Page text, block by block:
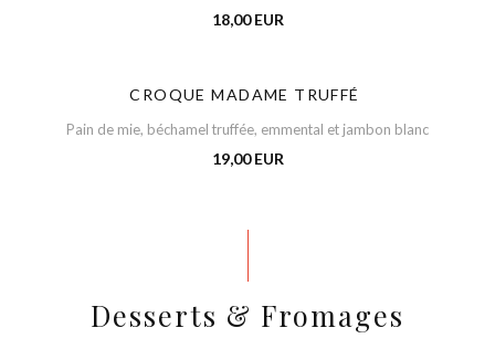
18,00 EUR
CROQUE MADAME TRUFFÉ
Pain de mie, béchamel truffée, emmental et jambon blanc
19,00 EUR
Desserts & Fromages